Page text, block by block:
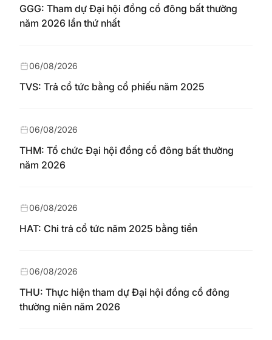
GGG: Tham dự Đại hội đồng cổ đông bất thường
năm 2026 lần thứ nhất
TVS: Trả cổ tức bằng cổ phiếu năm 2025
06/08/2026
THM: Tổ chức Đại hội đồng cổ đông bất thường
năm 2026
06/08/2026
HAT: Chi trả cổ tức năm 2025 bằng tiền
06/08/2026
THU: Thực hiện tham dự Đại hội đồng cổ đông
thường niên năm 2026
06/08/2026